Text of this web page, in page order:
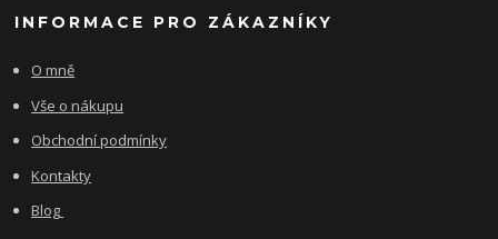
INFORMACE PRO ZÁKAZNÍKY
O mně
Vše o nákupu
Obchodní podmínky
Kontakty
Blog